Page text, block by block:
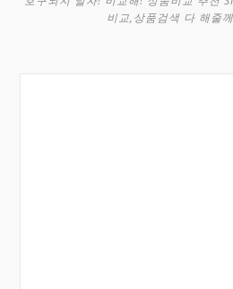
비교,상품검색 다 해줄